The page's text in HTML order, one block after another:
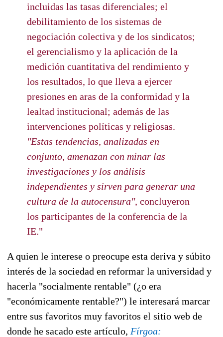
incluidas las tasas diferenciales; el
debilitamiento de los sistemas de
negociación colectiva y de los sindicatos;
el gerencialismo y la aplicación de la
medición cuantitativa del rendimiento y
los resultados, lo que lleva a ejercer
presiones en aras de la conformidad y la
lealtad institucional; además de las
intervenciones políticas y religiosas.
"Estas tendencias, analizadas en
conjunto, amenazan con minar las
investigaciones y los análisis
independientes y sirven para generar una
cultura de la autocensura", concluyeron
los participantes de la conferencia de la
IE."
A quien le interese o preocupe esta deriva y súbito
interés de la sociedad en reformar la universidad y
hacerla "socialmente rentable" (¿o era
"económicamente rentable?") le interesará marcar
entre sus favoritos muy favoritos el sitio web de
donde he sacado este artículo, Fírgoa: